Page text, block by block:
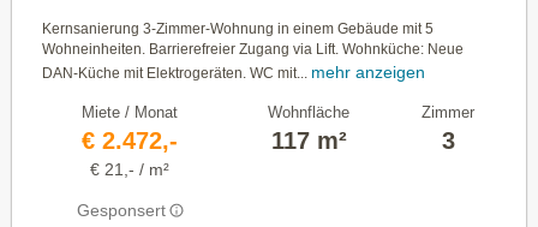
Kernsanierung 3-Zimmer-Wohnung in einem Gebäude mit 5
Wohneinheiten. Barrierefreier Zugang via Lift. Wohnküche: Neue
DAN-Küche mit Elektrogeräten. WC mit... mehr anzeigen
Miete / Monat
€ 2.472,-
€ 21,- / m²
Gesponsert
Wohnfläche
117 m²
Zimmer
3